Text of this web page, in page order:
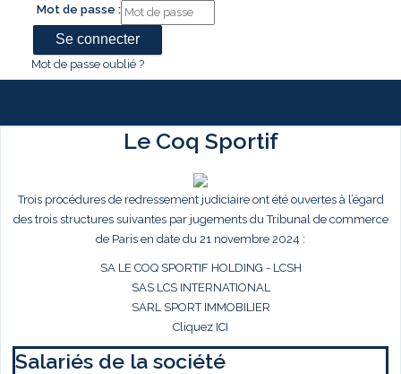
Mot de passe :
Mot de passe oublié ?
Le Coq Sportif
Trois procédures de redressement judiciaire ont été ouvertes à l’égard
des trois structures suivantes par jugements du Tribunal de commerce
de Paris en date du 21 novembre 2024 :
SA LE COQ SPORTIF HOLDING - LCSH
SAS LCS INTERNATIONAL
SARL SPORT IMMOBILIER
Cliquez ICI
Salariés de la société